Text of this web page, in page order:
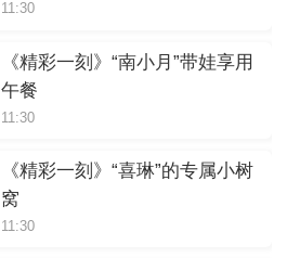
11:30
《精彩一刻》“南小月”带娃享用
午餐
11:30
《精彩一刻》“喜琳”的专属小树
窝
11:30